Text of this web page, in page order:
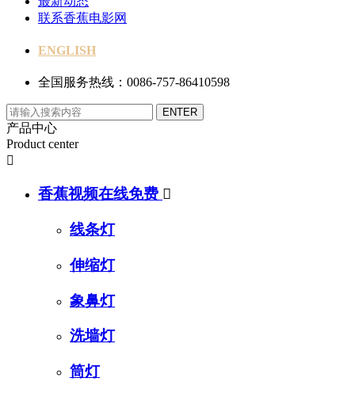
联系香蕉电影网
ENGLISH
全国服务热线：0086-757-86410598
产品中心
Product center

香蕉视频在线免费 
线条灯
伸缩灯
象鼻灯
洗墙灯
筒灯